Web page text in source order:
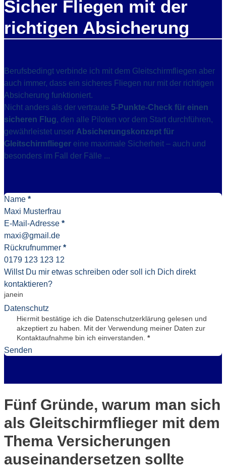
Name *
E-Mail-Adresse *
Rückrufnummer *
Willst Du mir etwas schreiben oder soll ich Dich direkt
kontaktieren?
janein
Datenschutz
Hiermit bestätige ich die Datenschutzerklärung gelesen und
akzeptiert zu haben. Mit der Verwendung meiner Daten zur
Kontaktaufnahme bin ich einverstanden. *
Senden
Sicher Fliegen mit der
richtigen Absicherung
Berufsbedingt verbinde ich mit dem Gleitschirmfliegen aber
auch immer, dass ein sicheres Fliegen nur mit der richtigen
Absicherung funktioniert.
Nicht anders als der vertraute 5-Punkte-Check für einen
sicheren Flug, den alle Piloten vor dem Start durchführen,
gewährleistet unser Absicherungskonzept für
Gleitschirmflieger eine maximale Sicherheit – auch und
besonders im Fall der Fälle ...
Fünf Gründe, warum man sich
als Gleitschirmflieger mit dem
Thema Versicherungen
auseinandersetzen sollte